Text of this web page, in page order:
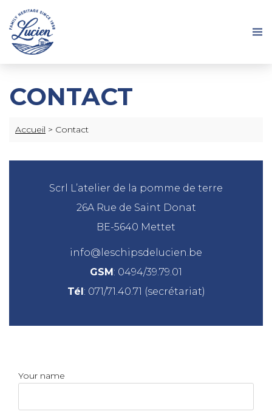
CONTACT
Accueil > Contact
Scrl L’atelier de la pomme de terre
26A Rue de Saint Donat
BE-5640 Mettet
info@leschipsdelucien.be
GSM: 0494/39.79.01
Tél: 071/71.40.71 (secrétariat)
Your name